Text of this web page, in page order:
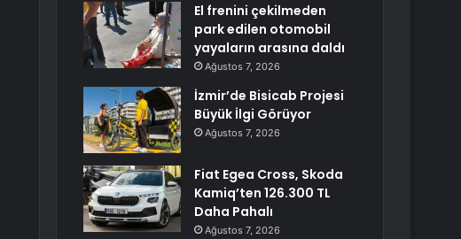
El frenini çekilmeden
park edilen otomobil
yayaların arasına daldı
Ağustos 7, 2026
İzmir’de Bisicab Projesi
Büyük İlgi Görüyor
Ağustos 7, 2026
Fiat Egea Cross, Skoda
Kamiq’ten 126.300 TL
Daha Pahalı
Ağustos 7, 2026